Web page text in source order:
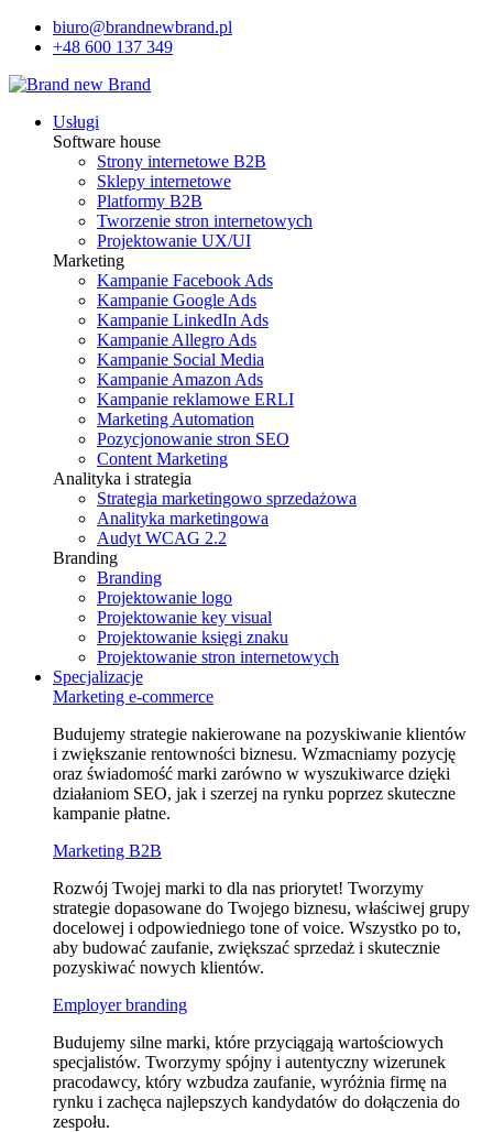
biuro@brandnewbrand.pl
+48 600 137 349
Usługi
Software house
Strony internetowe B2B
Sklepy internetowe
Platformy B2B
Tworzenie stron internetowych
Projektowanie UX/UI
Marketing
Kampanie Facebook Ads
Kampanie Google Ads
Kampanie LinkedIn Ads
Kampanie Allegro Ads
Kampanie Social Media
Kampanie Amazon Ads
Kampanie reklamowe ERLI
Marketing Automation
Pozycjonowanie stron SEO
Content Marketing
Analityka i strategia
Strategia marketingowo sprzedażowa
Analityka marketingowa
Audyt WCAG 2.2
Branding
Branding
Projektowanie logo
Projektowanie key visual
Projektowanie księgi znaku
Projektowanie stron internetowych
Specjalizacje
Marketing e⁠‑commerce
Budujemy strategie nakierowane na pozyskiwanie klientów
i zwiększanie rentowności biznesu. Wzmacniamy pozycję
oraz świadomość marki zarówno w wyszukiwarce dzięki
działaniom SEO, jak i szerzej na rynku poprzez skuteczne
kampanie płatne.
Marketing B2B
Rozwój Twojej marki to dla nas priorytet! Tworzymy
strategie dopasowane do Twojego biznesu, właściwej grupy
docelowej i odpowiedniego tone of voice. Wszystko po to,
aby budować zaufanie, zwiększać sprzedaż i skutecznie
pozyskiwać nowych klientów.
Employer branding
Budujemy silne marki, które przyciągają wartościowych
specjalistów. Tworzymy spójny i autentyczny wizerunek
pracodawcy, który wzbudza zaufanie, wyróżnia firmę na
rynku i zachęca najlepszych kandydatów do dołączenia do
zespołu.